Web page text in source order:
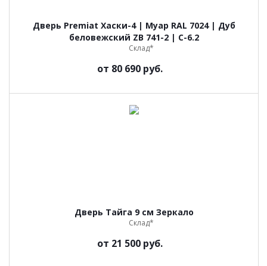
Дверь Premiat Хаски-4 | Муар RAL 7024 | Дуб
беловежский ZB 741-2 | C-6.2
Склад*
от 80 690 руб.
Дверь Тайга 9 см Зеркало
Склад*
от 21 500 руб.